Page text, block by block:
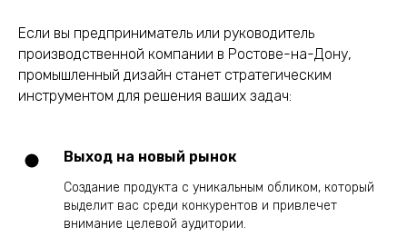
Если вы предприниматель или руководитель
производственной компании в Ростове-на-Дону,
промышленный дизайн станет стратегическим
инструментом для решения ваших задач:
Выход на новый рынок
Создание продукта с уникальным обликом, который
выделит вас среди конкурентов и привлечет
внимание целевой аудитории.